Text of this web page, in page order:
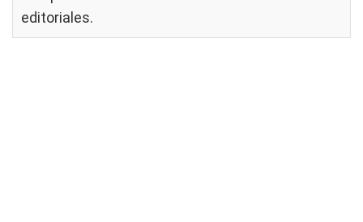
editoriales.